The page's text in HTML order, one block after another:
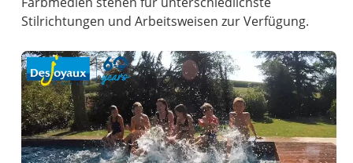
Stilrichtungen und Arbeitsweisen zur Verfügung.